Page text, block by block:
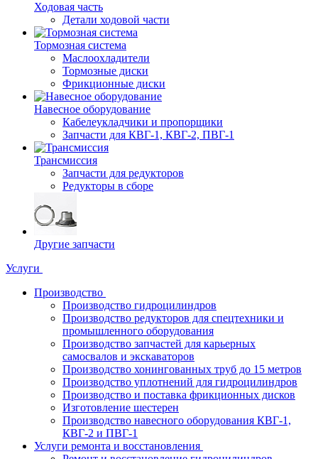
Ходовая часть
Детали ходовой части
Тормозная система
Маслоохладители
Тормозные диски
Фрикционные диски
Навесное оборудование
Кабелеукладчики и пропорщики
Запчасти для КВГ-1, КВГ-2, ПВГ-1
Трансмиссия
Запчасти для редукторов
Редукторы в сборе
Другие запчасти
Услуги
Производство
Производство гидроцилиндров
Производство редукторов для спецтехники и
промышленного оборудования
Производство запчастей для карьерных
самосвалов и экскаваторов
Производство хонингованных труб до 15 метров
Производство уплотнений для гидроцилиндров
Производство и поставка фрикционных дисков
Изготовление шестерен
Производство навесного оборудования КВГ-1,
КВГ-2 и ПВГ-1
Услуги ремонта и восстановления